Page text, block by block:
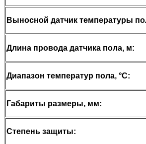
Выносной датчик температуры
Длина провода датчика пола, м:
Диапазон температур пола, °С:
Габариты размеры, мм:
Степень защиты: